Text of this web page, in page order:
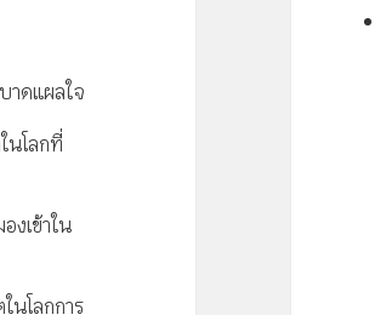
าดแผลใจ
นโลกที่
งเข้าใน
นโลกการ